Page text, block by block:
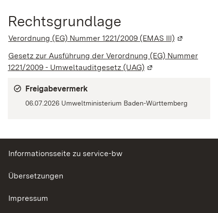
Rechtsgrundlage
Verordnung (EG) Nummer 1221/2009 (EMAS III) (Wird in
Gesetz zur Ausführung der Verordnung (EG) Nummer
1221/2009 - Umweltauditgesetz (UAG) (Wird in einem
Freigabevermerk
06.07.2026 Umweltministerium Baden-Württemberg
Informationsseite zu service-bw
Übersetzungen
Impressum